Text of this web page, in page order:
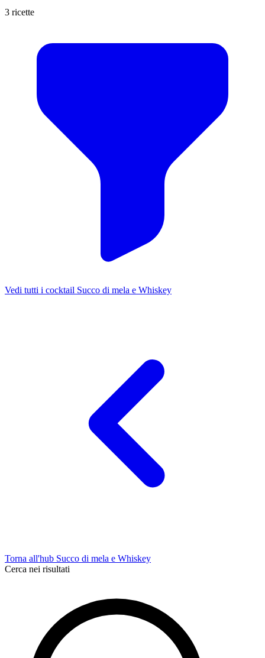
3 ricette
Vedi tutti i cocktail Succo di mela e Whiskey
Torna all'hub Succo di mela e Whiskey
Cerca nei risultati